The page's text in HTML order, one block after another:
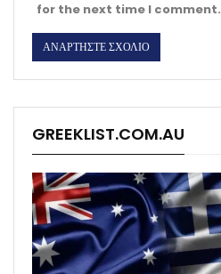
for the next time I comment.
GREEKLIST.COM.AU